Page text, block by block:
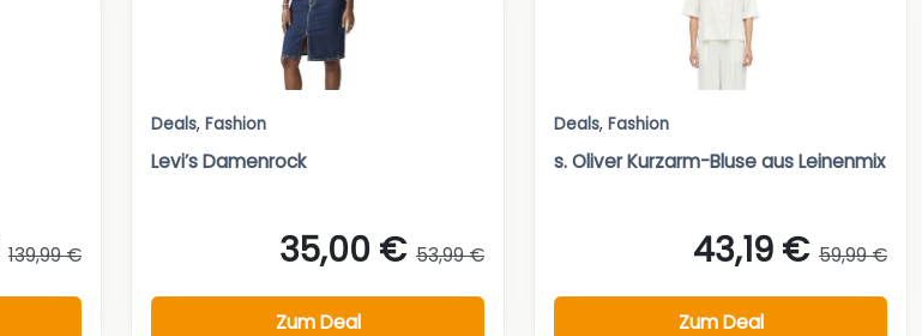
139,99 €
Deals, Fashion
Levi’s Damenrock
35,00 € 53,99 €
Zum Deal
Deals, Fashion
s. Oliver Kurzarm-Bluse aus Leinenmix
43,19 € 59,99 €
Zum Deal